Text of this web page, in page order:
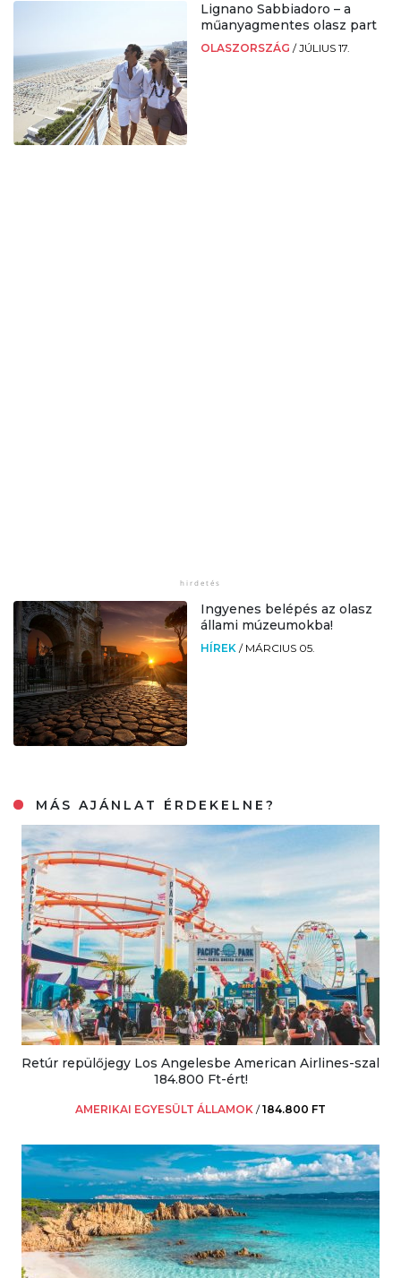
Lignano Sabbiadoro – a
műanyagmentes olasz part
OLASZORSZÁG /JÚLIUS 17.
Ingyenes belépés az olasz
állami múzeumokba!
HÍREK / MÁRCIUS 05.
MÁS AJÁNLAT ÉRDEKELNE?
Retúr repülőjegy Los Angelesbe American Airlines-szal
184.800 Ft-ért!
AMERIKAI EGYESÜLT ÁLLAMOK /184.800 FT